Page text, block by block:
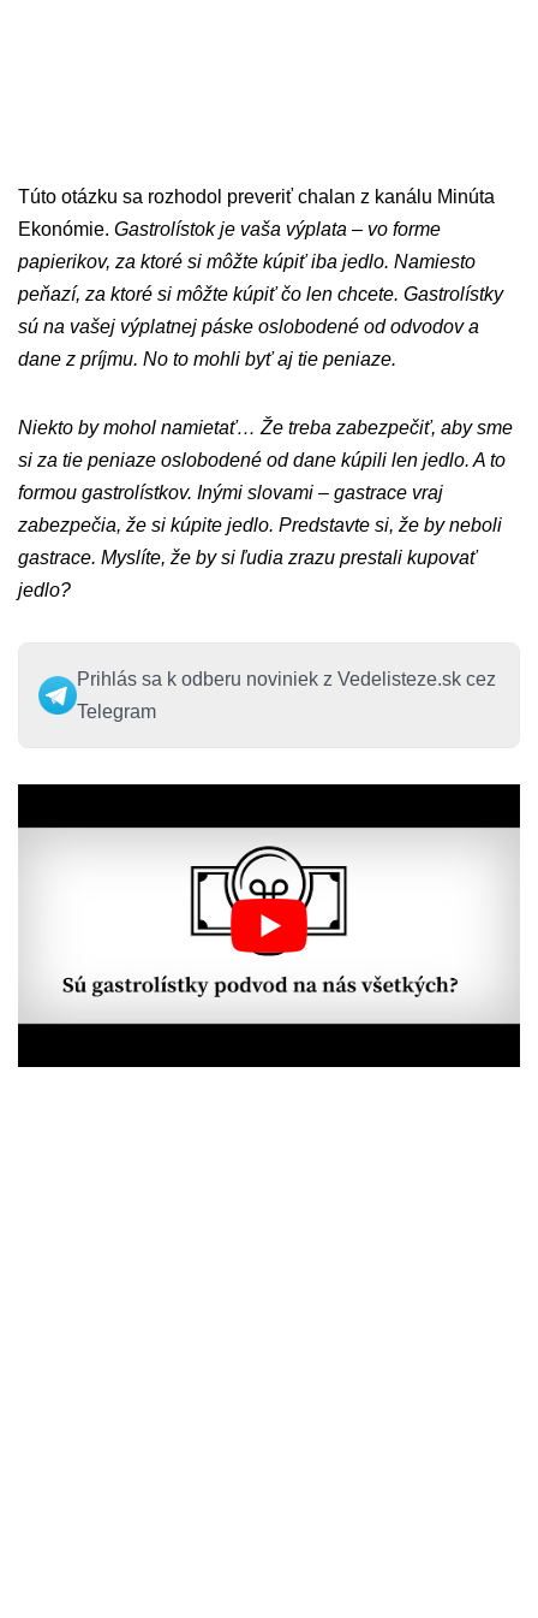
Túto otázku sa rozhodol preveriť chalan z kanálu Minúta
Ekonómie. Gastrolístok je vaša výplata – vo forme
papierikov, za ktoré si môžte kúpiť iba jedlo. Namiesto
peňazí, za ktoré si môžte kúpiť čo len chcete. Gastrolístky
sú na vašej výplatnej páske oslobodené od odvodov a
dane z príjmu. No to mohli byť aj tie peniaze.
Niekto by mohol namietať… Že treba zabezpečiť, aby sme
si za tie peniaze oslobodené od dane kúpili len jedlo. A to
formou gastrolístkov. Inými slovami – gastrace vraj
zabezpečia, že si kúpite jedlo. Predstavte si, že by neboli
gastrace. Myslíte, že by si ľudia zrazu prestali kupovať
jedlo?
Prihlás sa k odberu noviniek z Vedelisteze.sk cez
Telegram